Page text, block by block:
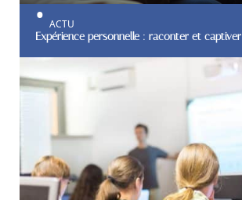
ACTU
Expérience personnelle : raconter et captiver